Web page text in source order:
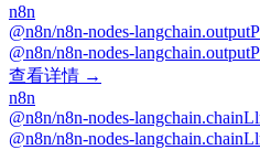
n8n
@n8n/n8n-nodes-
@n8n/n8n-nodes-
查看详情 →
n8n
@n8n/n8n-nodes-
@n8n/n8n-nodes-